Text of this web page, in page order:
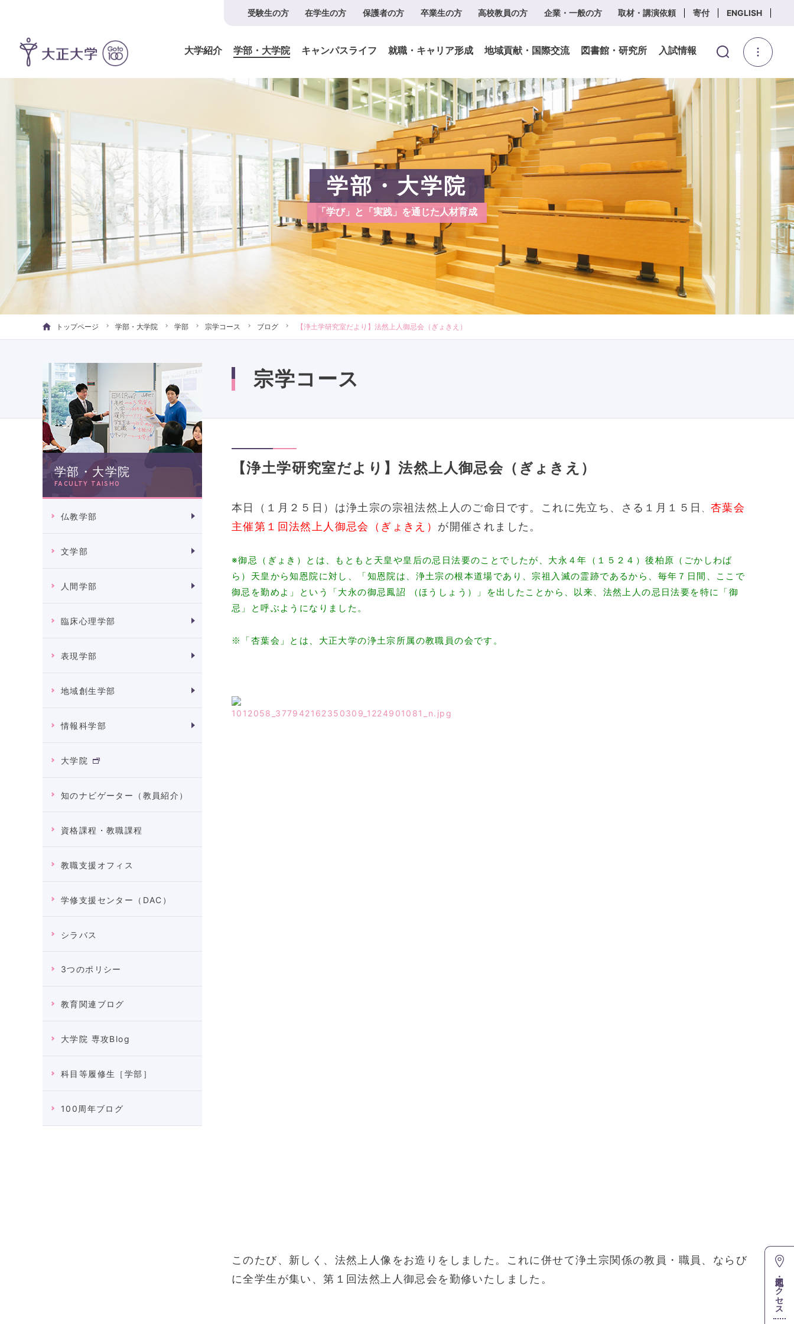
受験生の方 在学生の方 保護者の方 卒業生の方 高校教員の方 企業・一般の方 取材・講演依頼 寄付 ENGLISH
大学紹介 学部・大学院 キャンパスライフ 就職・キャリア形成 地域貢献・国際交流 図書館・研究所 入試情報
学部・大学院
「学び」と「実践」を通じた人材育成
トップページ 学部・大学院 学部 宗学コース ブログ 【浄土学研究室だより】法然上人御忌会（ぎょきえ）
学部・大学院
FACULTY TAISHO
仏教学部
文学部
人間学部
臨床心理学部
表現学部
地域創生学部
情報科学部
大学院
知のナビゲーター（教員紹介）
資格課程・教職課程
教職支援オフィス
学修支援センター（DAC）
シラバス
3つのポリシー
教育関連ブログ
大学院 専攻Blog
科目等履修生［学部］
100周年ブログ
宗学コース
【浄土学研究室だより】法然上人御忌会（ぎょきえ）
本日（１月２５日）は浄土宗の宗祖法然上人のご命日です。これに先立ち、 さる１月１５日
杏葉会
主催第１回法然上人御忌会（ぎょきえ） が開催されました。
※御忌（ぎょき）とは、もともと天皇や皇后の忌日法要のことでしたが、大永４年（１５２４）後柏原（ごかしわば
ら）天皇から知恩院に対し、
「知恩院は、浄土宗の根本道場であり、宗祖入滅の霊跡であるから、毎年７日間、ここで
御忌を勤めよ」という「大永の御忌鳳詔 （ほうしょう）
」を出したことから、以来、法然上人の忌日法要を特に「御
忌」と呼ぶようになりました。
※「杏葉会」とは、大正大学の浄土宗所属の教職員の会です。
このたび、新しく、法然上人像をお造りをしました。これに併せて浄土宗関係の教員・職員、ならび
に全学生が集い、第１回法然上人御忌会を勤修いたしました。
地図・アクセス